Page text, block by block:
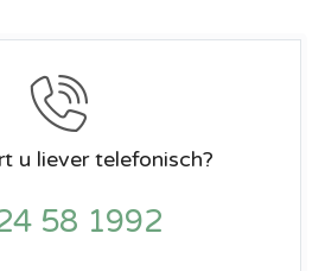
u liever telefonisch?
58 1992